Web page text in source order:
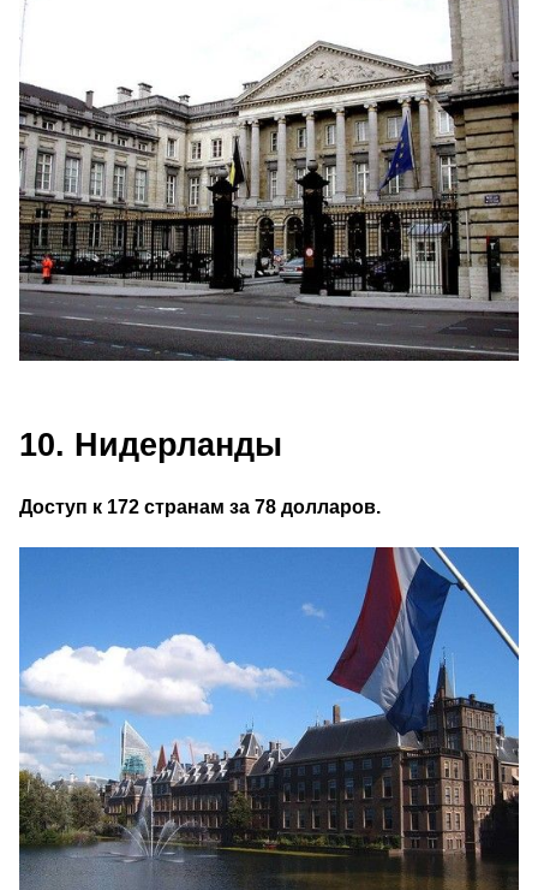
10. Нидерланды
Доступ к 172 странам за 78 долларов.